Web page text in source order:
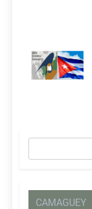
CAMAGUEY